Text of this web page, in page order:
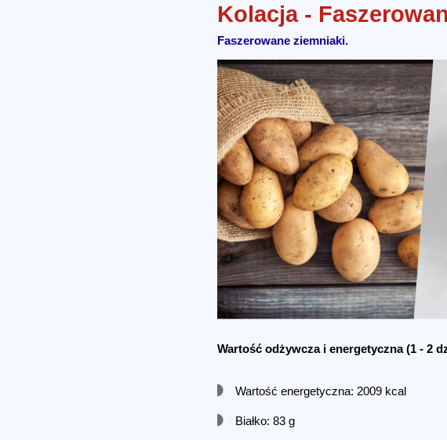
Kolacja -
Faszerowane ziemniaki.
Wartość odżywcza i energetyczna(1 - 2
Wartość energetyczna: 2009 kcal
Białko: 83 g